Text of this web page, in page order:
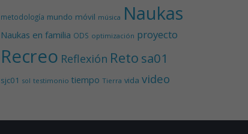
metodología mundo móvil música Naukas
Naukas en familia ODS optimización proyecto
Recreo Reflexión Reto sa01
sjc01 sol testimonio tiempo Tierra vida video